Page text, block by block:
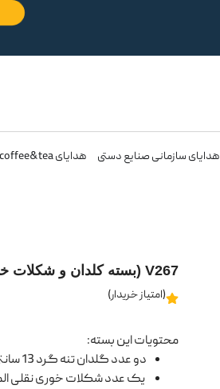
هدایای سازمانی صنایع دستی هدایای coffee&tea
V267 (بسته کلدان و شکلات خوری الماس تراش)
(امتیاز خریدار)
محتویات این بسته:
دو عدد گلدان تنه گرد 13 سانتی متری الماس تراش
یک عدد شکلات خوری نقلی